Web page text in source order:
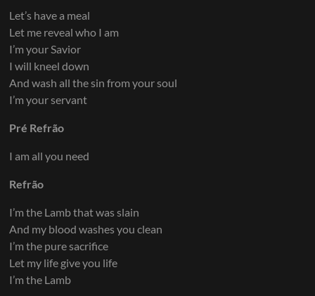
Let’s have a meal
Let me reveal who I am
I’m your Savior
I will kneel down
And wash all the sin from your soul
I’m your servant
Pré Refrão
I am all you need
Refrão
I’m the Lamb that was slain
And my blood washes you clean
I’m the pure sacrifice
Let my life give you life
I’m the Lamb